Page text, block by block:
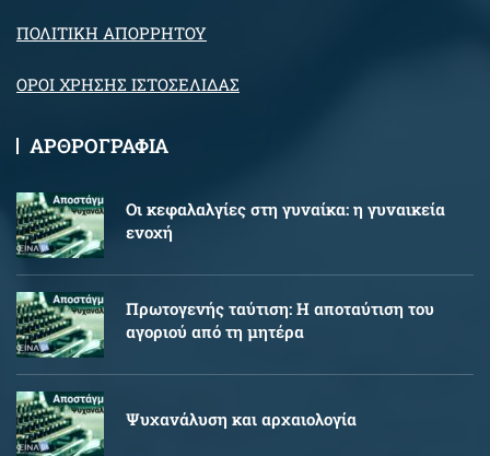
ΠΟΛΙΤΙΚΗ ΑΠΟΡΡΗΤΟΥ
ΟΡΟΙ ΧΡΗΣΗΣ ΙΣΤΟΣΕΛΙΔΑΣ
ΑΡΘΡΟΓΡΑΦΙΑ
Oι κεφαλαλγίες στη γυναίκα: η γυναικεία
ενοχή
Πρωτογενής ταύτιση: Η αποταύτιση του
αγοριού από τη μητέρα
Ψυχανάλυση και αρχαιολογία